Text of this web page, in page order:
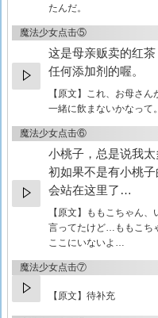
たんだ。
魔法少女点击⑤
这是母亲贩卖的红
任何添加剂的喔。
【原文】 これ、お母さん
一緒に飲まないかなって
魔法少女点击⑥
小桃子，总是说我
初如果不是有小桃
会站在这里了…
【原文】
ももこちゃん、
言ってたけど…ももこち
ここにいないよ…
魔法少女点击⑦
【原文】待补充